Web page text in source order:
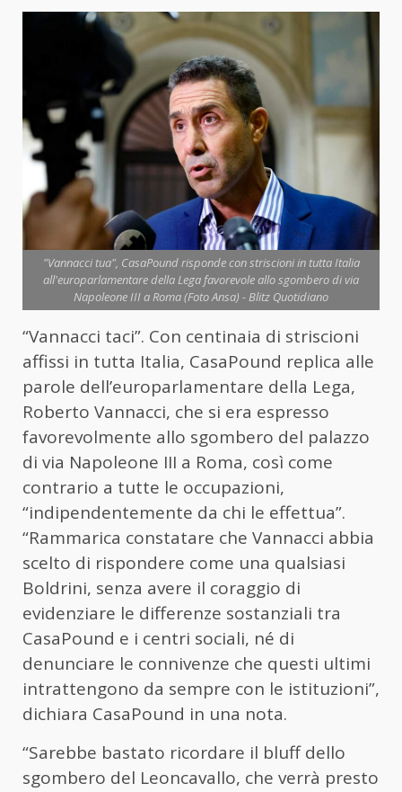
"Vannacci tua", CasaPound risponde con striscioni in tutta Italia
all'europarlamentare della Lega favorevole allo sgombero di via
Napoleone III a Roma (Foto Ansa) - Blitz Quotidiano
“Vannacci taci”. Con centinaia di striscioni
affissi in tutta Italia, CasaPound replica alle
parole dell’europarlamentare della Lega,
Roberto Vannacci, che si era espresso
favorevolmente allo sgombero del palazzo
di via Napoleone III a Roma, così come
contrario a tutte le occupazioni,
“indipendentemente da chi le effettua”.
“Rammarica constatare che Vannacci abbia
scelto di rispondere come una qualsiasi
Boldrini, senza avere il coraggio di
evidenziare le differenze sostanziali tra
CasaPound e i centri sociali, né di
denunciare le connivenze che questi ultimi
intrattengono da sempre con le istituzioni”,
dichiara CasaPound in una nota.
“Sarebbe bastato ricordare il bluff dello
sgombero del Leoncavallo, che verrà presto